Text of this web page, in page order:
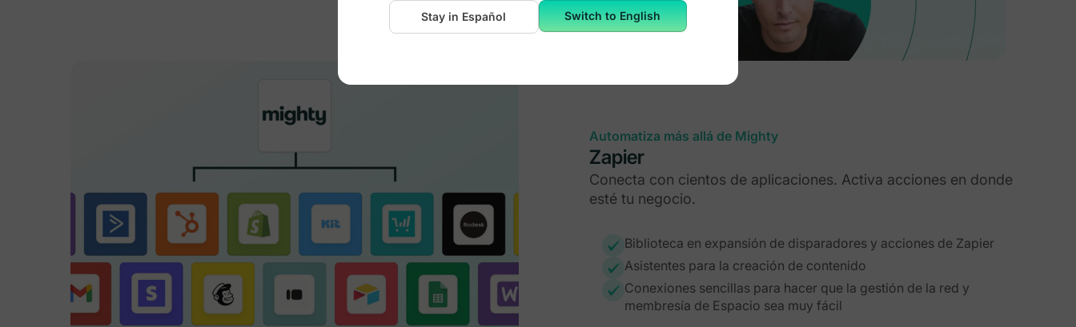
Automatiza más allá de Mighty
Zapier
Conecta con cientos de aplicaciones. Activa acciones en donde
esté tu negocio.
Biblioteca en expansión de disparadores y acciones de Zapier
Asistentes para la creación de contenido
Conexiones sencillas para hacer que la gestión de la red y
membresía de Espacio sea muy fácil
Stay in Español Switch to English